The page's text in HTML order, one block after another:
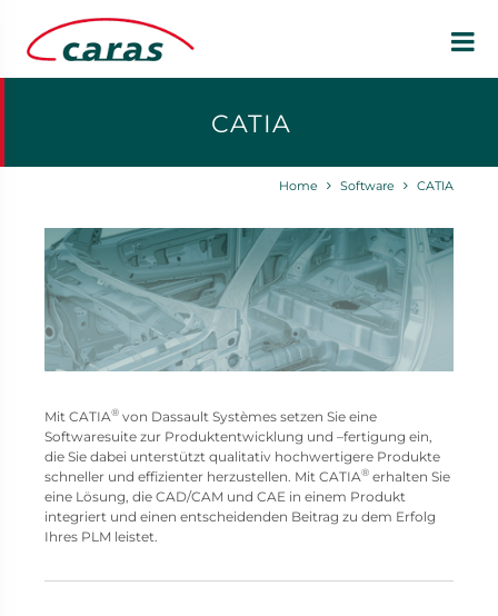
CATIA
Home Software CATIA
Mit CATIA® von Dassault Systèmes setzen Sie eine
Softwaresuite zur Produktentwicklung und –fertigung ein,
die Sie dabei unterstützt qualitativ hochwertigere Produkte
schneller und effizienter herzustellen. Mit CATIA® erhalten Sie
eine Lösung, die CAD/CAM und CAE in einem Produkt
integriert und einen entscheidenden Beitrag zu dem Erfolg
Ihres PLM leistet.